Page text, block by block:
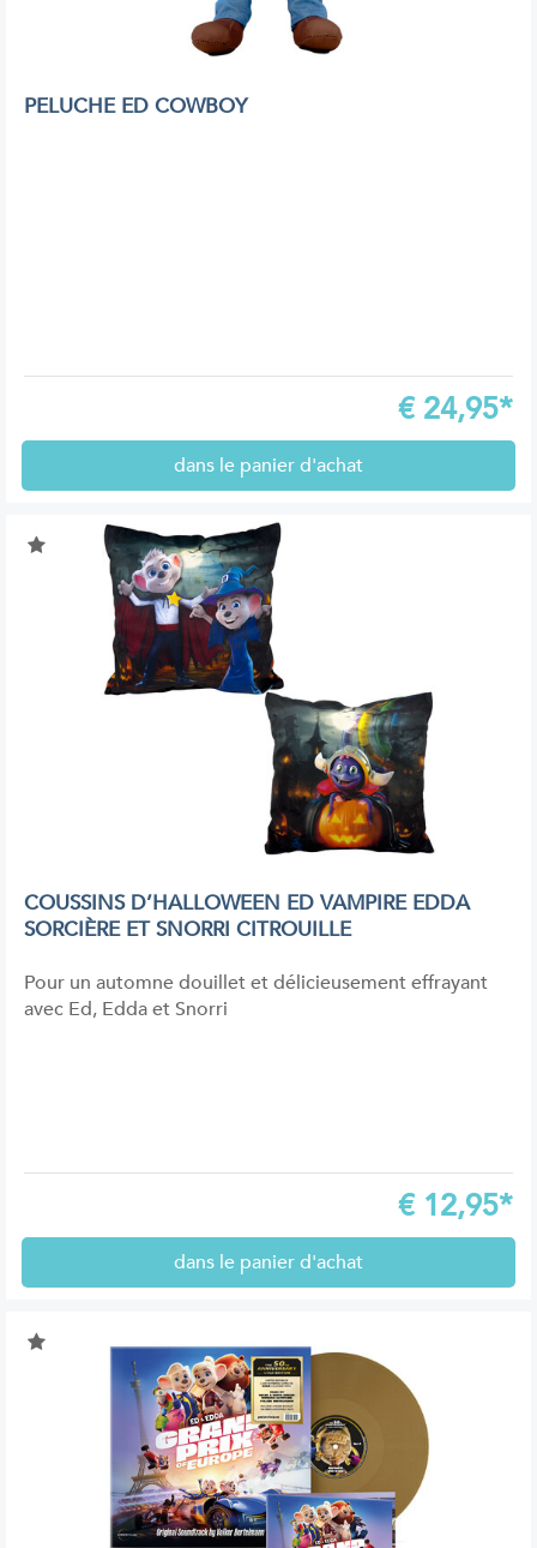
PELUCHE ED COWBOY
€ 24,95*
dans le panier d'achat
COUSSINS D’HALLOWEEN ED VAMPIRE EDDA
SORCIÈRE ET SNORRI CITROUILLE
Pour un automne douillet et délicieusement effrayant
avec Ed, Edda et Snorri
€ 12,95*
dans le panier d'achat